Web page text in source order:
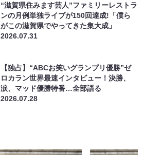
“滋賀県住みます芸人”ファミリーレストラ
ンの月例単独ライブが150回達成!「僕ら
がこの滋賀県でやってきた集大成」
2026.07.31
【独占】“ABCお笑いグランプリ優勝”ゼ
ロカラン世界最速インタビュー！決勝、
涙、マッド優勝特番…全部語る
2026.07.28